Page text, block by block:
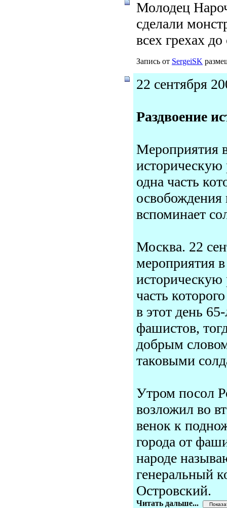
Молодец
сделали
всех грехах
Запись от SergeiSK
22 сентября
Раздвоение
Мероприятия
историческую
одна часть
освобождения
вспоминает
Москва. 22
мероприятия в
историческую
часть
в этот день
фашистов,
добрым
таковыми
Утром посол
возложил во
венок к
города от
народе
генеральный
Островский.
Читать дальше...